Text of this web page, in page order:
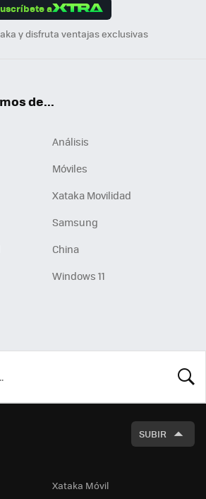
a
y disfruta ventajas exclusivas
de...
Análisis
Móviles
Xataka Movilidad
Samsung
China
Windows 11
SUBIR
Xataka Móvil